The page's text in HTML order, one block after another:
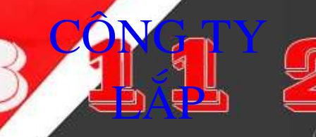
CÔNG TY
LẮP